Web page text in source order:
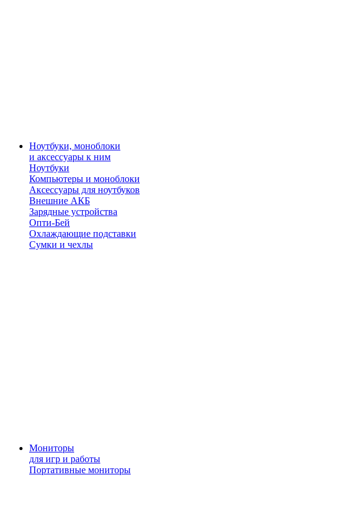
Ноутбуки, моноблоки
и аксессуары к ним
Ноутбуки
Компьютеры и моноблоки
Аксессуары для ноутбуков
Внешние АКБ
Зарядные устройства
Опти-Бей
Охлаждающие подставки
Сумки и чехлы
Мониторы
для игр и работы
Портативные мониторы